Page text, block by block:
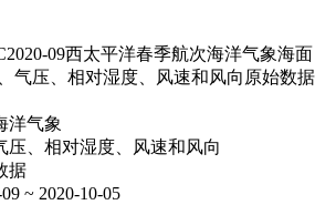
09西太平洋春季航次海洋气象海面
气压、相对湿度、风速和风向原始数据
洋气象
压、相对湿度、风速和风向
据
~ 2020-10-05